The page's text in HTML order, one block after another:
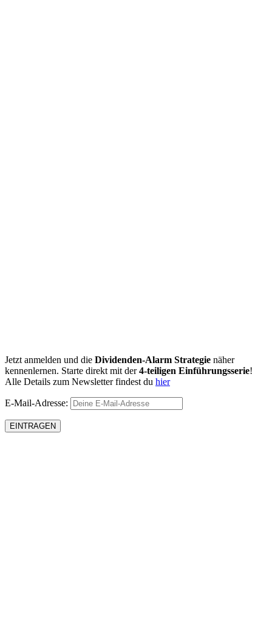
Jetzt anmelden und die Dividenden-Alarm Strategie näher
kennenlernen. Starte direkt mit der4-teiligen Einführungsserie!
Alle Details zum Newsletter findest du hier
E-Mail-Adresse: